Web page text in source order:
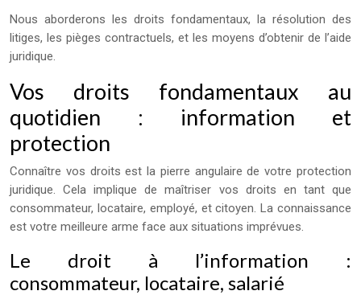
Nous aborderons les droits fondamentaux, la résolution des
litiges, les pièges contractuels, et les moyens d’obtenir de l’aide
juridique.
Vos droits fondamentaux au
quotidien : information et
protection
Connaître vos droits est la pierre angulaire de votre protection
juridique. Cela implique de maîtriser vos droits en tant que
consommateur, locataire, employé, et citoyen. La connaissance
est votre meilleure arme face aux situations imprévues.
Le droit à l’information :
consommateur, locataire, salarié